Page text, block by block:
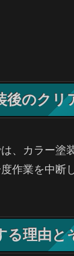
後のクリ
、カラー塗
作業を中断
る理由と